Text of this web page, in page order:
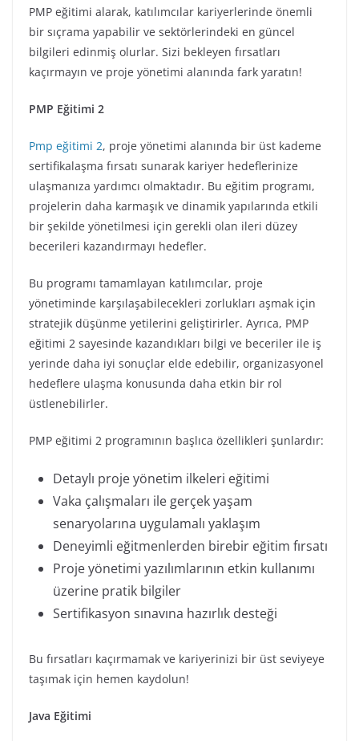
PMP eğitimi alarak, katılımcılar kariyerlerinde önemli
bir sıçrama yapabilir ve sektörlerindeki en güncel
bilgileri edinmiş olurlar. Sizi bekleyen fırsatları
kaçırmayın ve proje yönetimi alanında fark yaratın!
PMP Eğitimi 2
Pmp eğitimi 2, proje yönetimi alanında bir üst kademe
sertifikalaşma fırsatı sunarak kariyer hedeflerinize
ulaşmanıza yardımcı olmaktadır. Bu eğitim programı,
projelerin daha karmaşık ve dinamik yapılarında etkili
bir şekilde yönetilmesi için gerekli olan ileri düzey
becerileri kazandırmayı hedefler.
Bu programı tamamlayan katılımcılar, proje
yönetiminde karşılaşabilecekleri zorlukları aşmak için
stratejik düşünme yetilerini geliştirirler. Ayrıca, PMP
eğitimi 2 sayesinde kazandıkları bilgi ve beceriler ile iş
yerinde daha iyi sonuçlar elde edebilir, organizasyonel
hedeflere ulaşma konusunda daha etkin bir rol
üstlenebilirler.
PMP eğitimi 2 programının başlıca özellikleri şunlardır:
Detaylı proje yönetim ilkeleri eğitimi
Vaka çalışmaları ile gerçek yaşam
senaryolarına uygulamalı yaklaşım
Deneyimli eğitmenlerden birebir eğitim fırsatı
Proje yönetimi yazılımlarının etkin kullanımı
üzerine pratik bilgiler
Sertifikasyon sınavına hazırlık desteği
Bu fırsatları kaçırmamak ve kariyerinizi bir üst seviyeye
taşımak için hemen kaydolun!
Java Eğitimi